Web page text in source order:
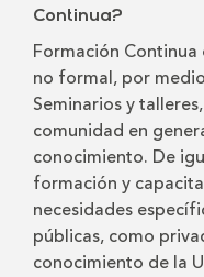
Continua?
Formación
no formal, por
Seminarios y
comunidad en
conocimiento. De
formación y
necesidades
públicas, como
conocimiento de la